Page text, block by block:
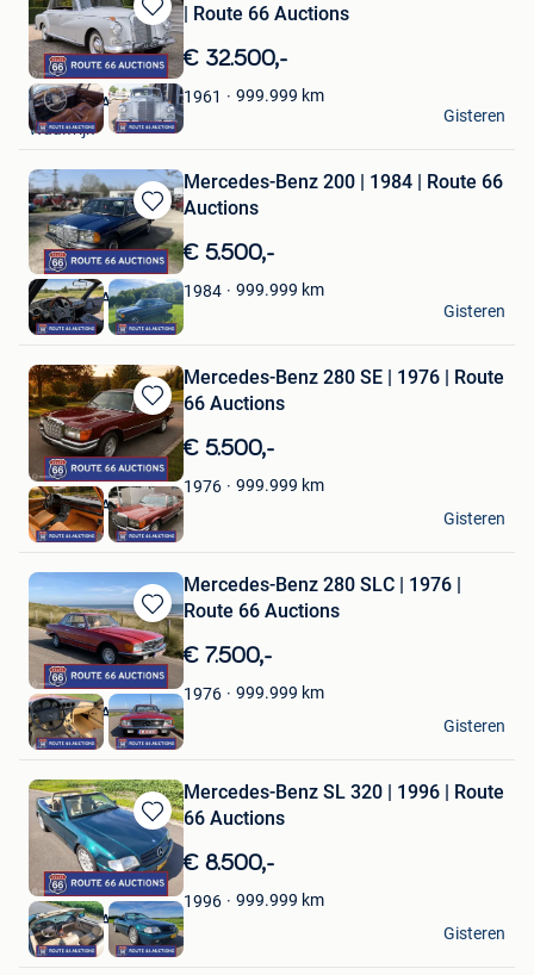
Bewaren
in
Mijn
Favorieten
| Route 66 Auctions
€ 32.500,-
1961 999.999 km
Route 66 Auctions
Waalwijk
Gisteren
Bewaren
in
Mijn
Favorieten
Mercedes-Benz 200 | 1984 | Route 66
Auctions
€ 5.500,-
1984 999.999 km
Route 66 Auctions
Waalwijk
Gisteren
Bewaren
in
Mijn
Favorieten
Mercedes-Benz 280 SE | 1976 | Route
66 Auctions
€ 5.500,-
1976 999.999 km
Route 66 Auctions
Waalwijk
Gisteren
Bewaren
in
Mijn
Favorieten
Mercedes-Benz 280 SLC | 1976 |
Route 66 Auctions
€ 7.500,-
1976 999.999 km
Route 66 Auctions
Waalwijk
Gisteren
Bewaren
in
Mijn
Favorieten
Mercedes-Benz SL 320 | 1996 | Route
66 Auctions
€ 8.500,-
1996 999.999 km
Route 66 Auctions
Waalwijk
Gisteren